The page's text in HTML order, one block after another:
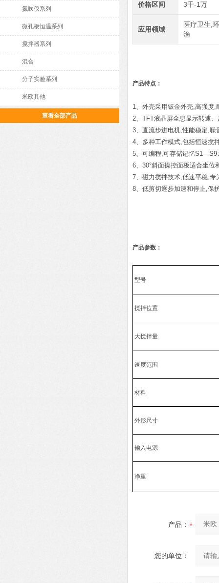
氮吹仪系列
微孔板恒温系列
搅拌器系列
混合
分子实验系列
米欧其他
查看全部产品
价格区间 3千-1万
应用领域
医疗卫生,
渔
产品特点：
1、外壳采用钣金外壳,高强度,
2、TFT液晶屏全息显示转速
3、直流步进电机,性能稳定,噪
4、多种工作模式,包括恒速搅
5、可编程,可存储记忆S1—S9
6、30°斜面操控面板适合坐位
7、磁力搅拌技术,低速平稳,
8、低剪切逐步加速和停止,保
产品参数：
型号
搅拌位置
大搅拌量
速度范围
材料
外形尺寸
输入电源
净重
产品：
您的单位：